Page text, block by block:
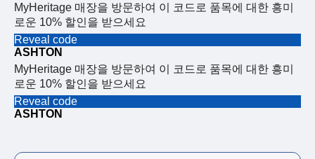
MyHeritage 매장을 방문하여 이 코드로 품목에 대한 흥미
로운 10% 할인을 받으세요
Reveal code
ASHTON
MyHeritage 매장을 방문하여 이 코드로 품목에 대한 흥미
로운 10% 할인을 받으세요
Reveal code
ASHTON